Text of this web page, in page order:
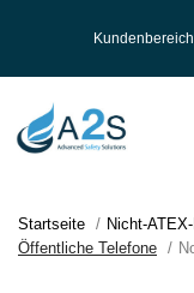
Kundenbereich
Startseite Nicht-
Öffentliche Telefone